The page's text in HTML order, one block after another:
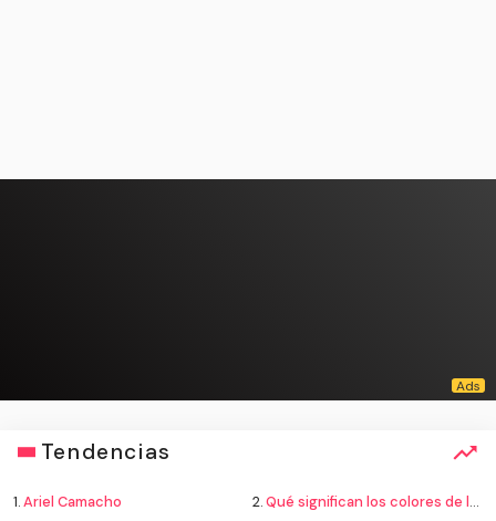
Tendencias
1.Ariel Camacho 2.Qué significan los colores de la bandera